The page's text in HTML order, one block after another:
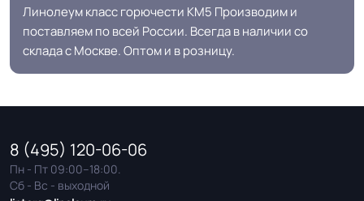
Линолеум класс горючести КМ5 Производим и
поставляем по всей России. Всегда в наличии со
склада с Москве. Оптом и в розницу.
8 (495) 120-06-06
Пн - Пт 09:00–18:00.
Сб - Вс - выходной